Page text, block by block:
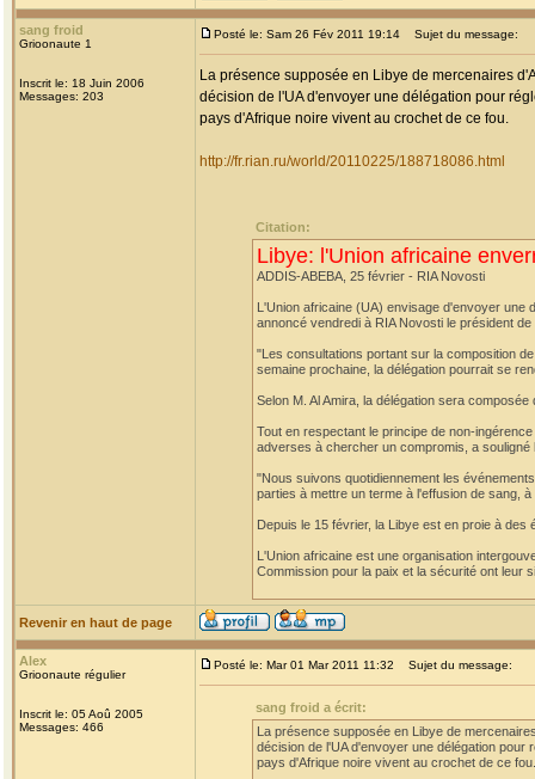
sang froid
Grioonaute 1
Inscrit le: 18 Juin 2006
Messages: 203
Posté le: Sam 26 Fév 2011 19:14 Sujet du message:
La présence supposée en Libye de mercenaires
décision de l'UA d'envoyer une délégation pour
pays d'Afrique noire vivent au crochet de ce fou.
http://fr.rian.ru/world/20110225/188718086.html
Citation:
Libye: l'Union africaine
ADDIS-ABEBA, 25 février - RIA Novosti
L'Union africaine (UA) envisage d'envoyer une
annoncé vendredi à RIA Novosti le président
"Les consultations portant sur la composition
semaine prochaine, la délégation pourrait se
Selon M. Al Amira, la délégation sera
Tout en respectant le principe de non-
adverses à chercher un compromis, a
"Nous suivons quotidiennement les
parties à mettre un terme à l'effusion de sang,
Depuis le 15 février, la Libye est en proie à
L'Union africaine est une organisation
Commission pour la paix et la sécurité ont leur
Revenir en haut de page
Alex
Grioonaute régulier
Inscrit le: 05 Aoû 2005
Messages: 466
Posté le: Mar 01 Mar 2011 11:32 Sujet du message:
sang froid a écrit:
La présence supposée en Libye de
décision de l'UA d'envoyer une délégation pour
pays d'Afrique noire vivent au crochet de ce fou.